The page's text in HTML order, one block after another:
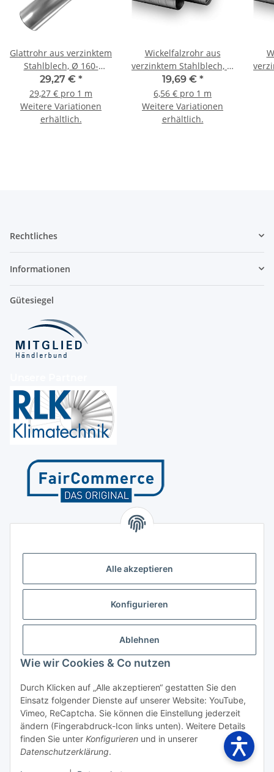
Alle akzeptieren
Konfigurieren
Ablehnen
Wie wir Cookies & Co nutzen
Durch Klicken auf „Alle akzeptieren“ gestatten Sie den
Einsatz folgender Dienste auf unserer Website: YouTube,
Vimeo, ReCaptcha. Sie können die Einstellung jederzeit
ändern (Fingerabdruck-Icon links unten). Weitere Details
finden Sie unter Konfigurieren und in unserer
Datenschutzerklärung.
Glattrohr aus verzinktem
Stahlblech, Ø 160-
450mm, L=1000mm
29,27 € *
29,27 € pro 1 m
Weitere Variationen
erhältlich.
Wickelfalzrohr aus
verzinktem Stahlblech, Ø
100-400 m, WFR, 3 m
19,69 € *
6,56 € pro 1 m
Weitere Variationen
erhältlich.
Rechtliches
Informationen
Gütesiegel
Finden Sie uns auf Google Maps
Widerrufsbutton